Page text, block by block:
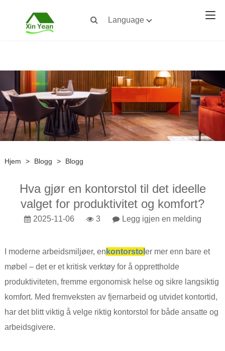
Language
Hjem > Blogg > Blogg
Hva gjør en kontorstol til det ideelle
valget for produktivitet og komfort?
2025-11-06 3 Legg igjen en melding
I moderne arbeidsmiljøer, en kontorstol er mer enn bare et
møbel – det er et kritisk verktøy for å opprettholde
produktiviteten, fremme ergonomisk helse og sikre langsiktig
komfort. Med fremveksten av fjernarbeid og utvidet kontortid,
har det blitt viktig å velge riktig kontorstol for både ansatte og
arbeidsgivere.